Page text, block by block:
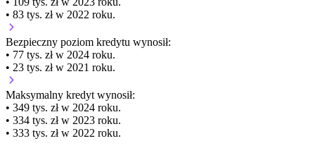
• 83 tys. zł w 2022 roku.
Bezpieczny poziom kredytu wynosił:
• 77 tys. zł w 2024 roku.
• 23 tys. zł w 2021 roku.
Maksymalny kredyt wynosił:
• 349 tys. zł w 2024 roku.
• 334 tys. zł w 2023 roku.
• 333 tys. zł w 2022 roku.